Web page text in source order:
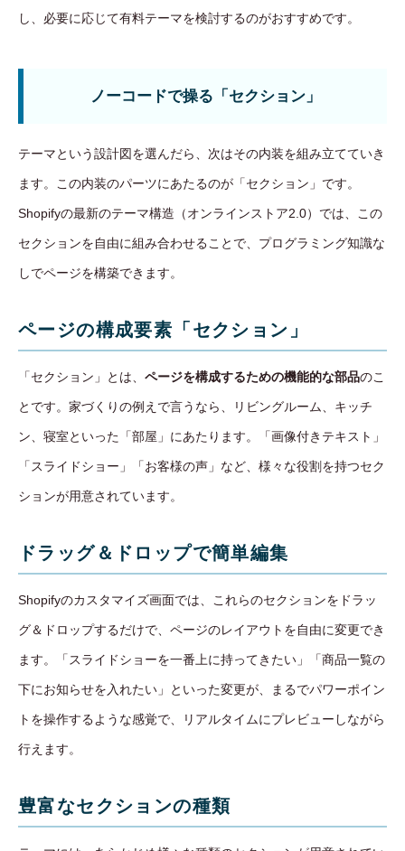
し、必要に応じて有料テーマを検討するのがおすすめです。
ノーコードで操る「セクション」
テーマという設計図を選んだら、次はその内装を組み立てていき
ます。この内装のパーツにあたるのが「セクション」です。
Shopifyの最新のテーマ構造（オンラインストア2.0）では、この
セクションを自由に組み合わせることで、プログラミング知識な
しでページを構築できます。
ページの構成要素「セクション」
「セクション」とは、 ページを構成するための機能的な部品のこ
とです。家づくりの例えで言うなら、リビングルーム、キッチ
ン、寝室といった「部屋」にあたります。「画像付きテキスト」
「スライドショー」「お客様の声」など、様々な役割を持つセク
ションが用意されています。
ドラッグ＆ドロップで簡単編集
Shopifyのカスタマイズ画面では、これらのセクションをドラッ
グ＆ドロップするだけで、ページのレイアウトを自由に変更でき
ます。「スライドショーを一番上に持ってきたい」「商品一覧の
下にお知らせを入れたい」といった変更が、まるでパワーポイン
トを操作するような感覚で、リアルタイムにプレビューしながら
行えます。
豊富なセクションの種類